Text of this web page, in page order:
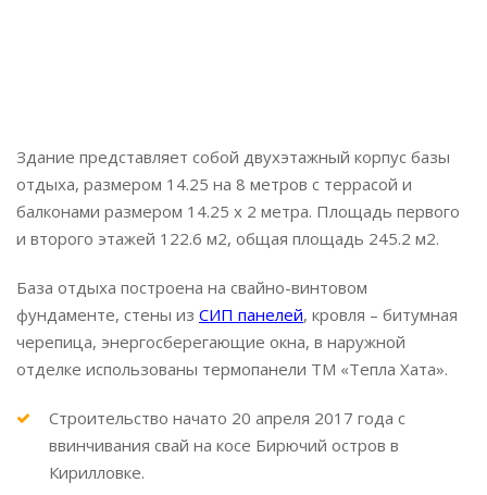
Здание представляет собой двухэтажный корпус базы
отдыха, размером 14.25 на 8 метров с террасой и
балконами размером 14.25 х 2 метра. Площадь первого
и второго этажей 122.6 м2, общая площадь 245.2 м2.
База отдыха построена на свайно-винтовом
фундаменте, стены из СИП панелей, кровля – битумная
черепица, энергосберегающие окна, в наружной
отделке использованы термопанели ТМ «Тепла Хата».
Строительство начато 20 апреля 2017 года с
ввинчивания свай на косе Бирючий остров в
Кирилловке.